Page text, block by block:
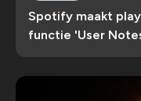
Spotify maakt
functie 'User